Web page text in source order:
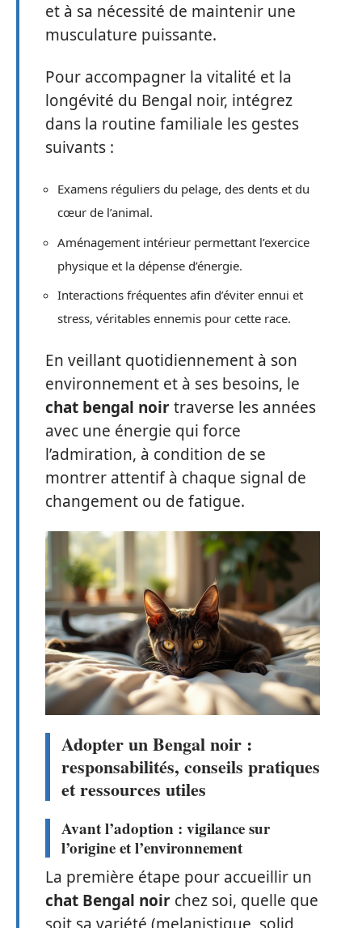
et à sa nécessité de maintenir une
musculature puissante.
Pour accompagner la vitalité et la
longévité du Bengal noir, intégrez
dans la routine familiale les gestes
suivants :
Examens réguliers du pelage, des dents et du
cœur de l’animal.
Aménagement intérieur permettant l’exercice
physique et la dépense d’énergie.
Interactions fréquentes afin d’éviter ennui et
stress, véritables ennemis pour cette race.
En veillant quotidiennement à son
environnement et à ses besoins, le
chat bengal noirtraverse les années
avec une énergie qui force
l’admiration, à condition de se
montrer attentif à chaque signal de
changement ou de fatigue.
Adopter un Bengal noir :
responsabilités, conseils pratiques
et ressources utiles
Avant l’adoption : vigilance sur
l’origine et l’environnement
La première étape pour accueillir un
chat Bengal noir chez soi, quelle que